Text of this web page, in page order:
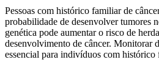
Pessoas com histórico familiar de
probabilidade de desenvolver tumores
genética pode aumentar o risco de
desenvolvimento de câncer. Monitorar
essencial para indivíduos com histórico